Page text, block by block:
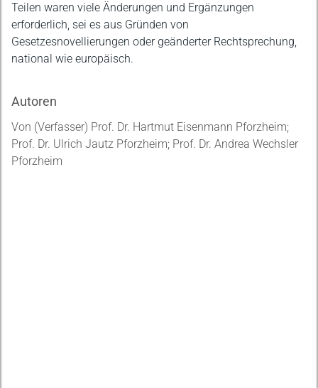
Teilen waren viele Änderungen und Ergänzungen
erforderlich, sei es aus Gründen von
Gesetzesnovellierungen oder geänderter Rechtsprechung,
national wie europäisch.
Autoren
Von (Verfasser) Prof. Dr. Hartmut Eisenmann Pforzheim;
Prof. Dr. Ulrich Jautz Pforzheim; Prof. Dr. Andrea Wechsler
Pforzheim